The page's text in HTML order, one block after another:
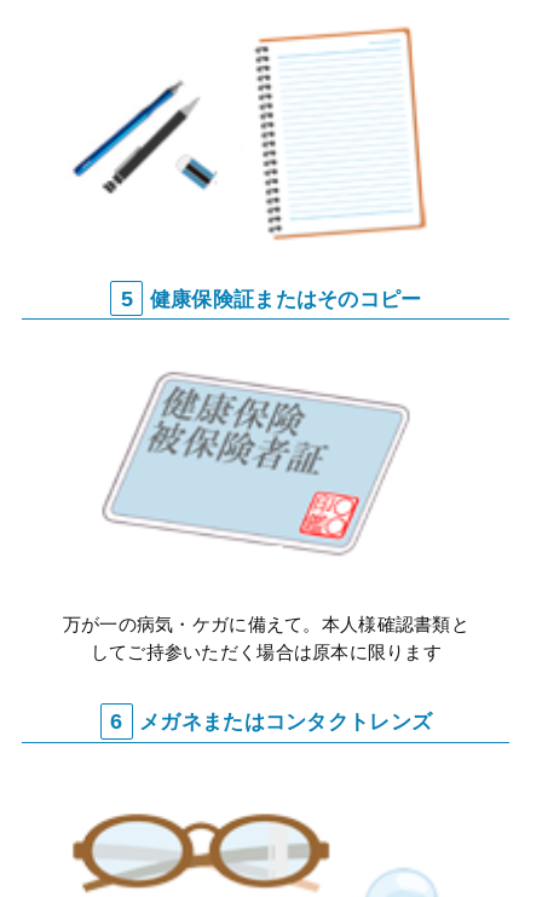
5 健康保険証またはそのコピー
万が一の病気・ケガに備えて。本人様確認書類と
してご持参いただく場合は原本に限ります
6 メガネまたはコンタクトレンズ